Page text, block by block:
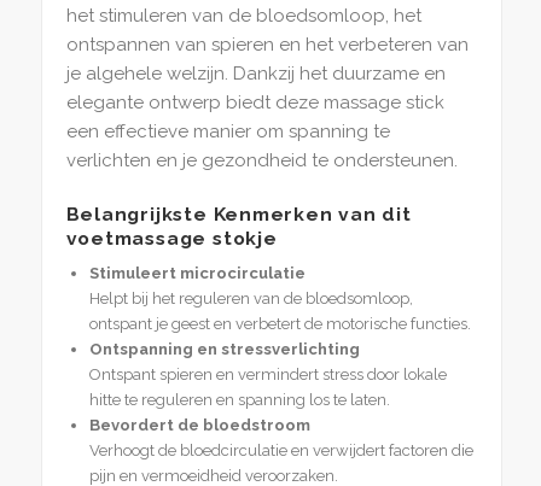
het stimuleren van de bloedsomloop, het
ontspannen van spieren en het verbeteren van
je algehele welzijn. Dankzij het duurzame en
elegante ontwerp biedt deze massage stick
een effectieve manier om spanning te
verlichten en je gezondheid te ondersteunen.
Belangrijkste Kenmerken van dit
voetmassage stokje
Stimuleert microcirculatie
Helpt bij het reguleren van de bloedsomloop,
ontspant je geest en verbetert de motorische functies.
Ontspanning en stressverlichting
Ontspant spieren en vermindert stress door lokale
hitte te reguleren en spanning los te laten.
Bevordert de bloedstroom
Verhoogt de bloedcirculatie en verwijdert factoren die
pijn en vermoeidheid veroorzaken.